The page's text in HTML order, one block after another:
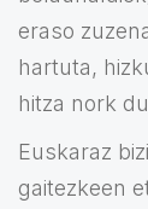
eraso
hartuta,
hitza nork
Euskaraz
gaitezkeen